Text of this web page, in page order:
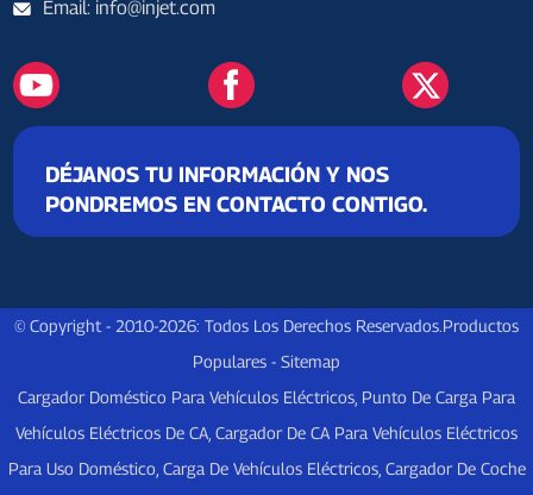
Email: info@injet.com
DÉJANOS TU INFORMACIÓN Y NOS
PONDREMOS EN CONTACTO CONTIGO.
© Copyright - 2010-2026: Todos Los Derechos Reservados.Productos
Populares - Sitemap
Cargador Doméstico Para Vehículos Eléctricos Punto De Carga Para
Vehículos Eléctricos De CA Cargador De CA Para Vehículos Eléctricos
Para Uso Doméstico Carga De Vehículos Eléctricos, Cargador De Coche